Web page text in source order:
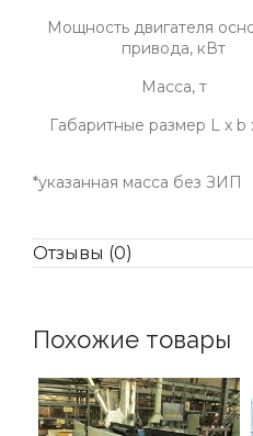
Мощность двигателя
привода, кВт
Масса, т
Габаритные размер L x b
*указанная масса без ЗИП
Отзывы (0)
Похожие товары